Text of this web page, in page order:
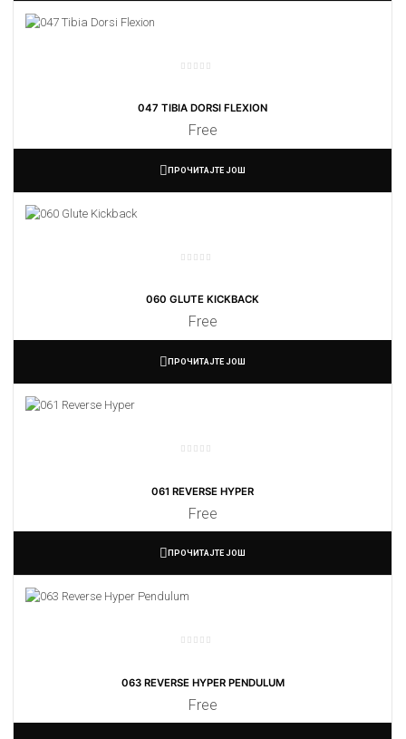
047 TIBIA DORSI FLEXION
Free
ПРОЧИТАЈТЕ ЈОШ
060 GLUTE KICKBACK
Free
ПРОЧИТАЈТЕ ЈОШ
061 REVERSE HYPER
Free
ПРОЧИТАЈТЕ ЈОШ
063 REVERSE HYPER PENDULUM
Free